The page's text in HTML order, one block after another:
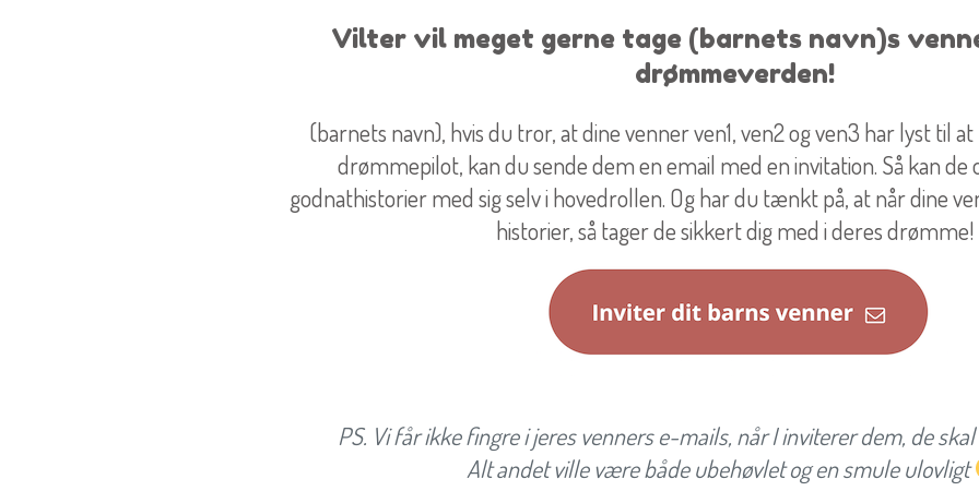
Vilter vil meget gerne tage (barnets navn)s
drømmeverden!
(barnets navn), hvis du tror, at dine venner ven1, ven2 og ven3 har lyst til
drømmepilot, kan du sende dem en email med en invitation. Så kan de
godnathistorier med sig selv i hovedrollen. Og har du tænkt på, at når dine
historier, så tager de sikkert dig med i deres drømme!
PS. Vi får ikke fingre i jeres venners e-mails, når I inviterer dem, de
Alt andet ville være både ubehøvlet og en smule ulovligt